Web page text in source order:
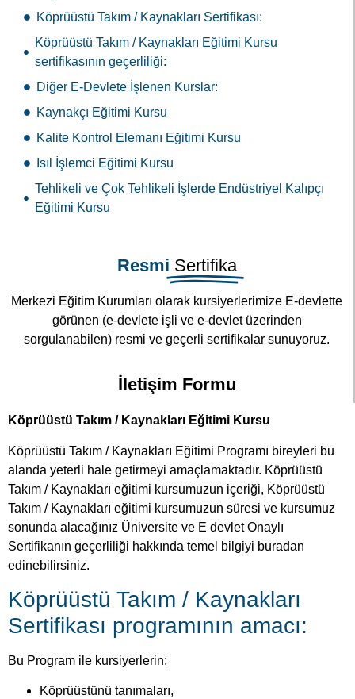
Köprüüstü Takım / Kaynakları Sertifikası:
Köprüüstü Takım / Kaynakları Eğitimi Kursu
sertifikasının geçerliliği:
Diğer E-Devlete İşlenen Kurslar:
Kaynakçı Eğitimi Kursu
Kalite Kontrol Elemanı Eğitimi Kursu
Isıl İşlemci Eğitimi Kursu
Tehlikeli ve Çok Tehlikeli İşlerde Endüstriyel Kalıpçı
Eğitimi Kursu
Resmi Sertifika
Merkezi Eğitim Kurumları olarak kursiyerlerimize E-devlette
görünen (e-devlete işli ve e-devlet üzerinden
sorgulanabilen) resmi ve geçerli sertifikalar sunuyoruz.
İletişim Formu
Köprüüstü Takım / Kaynakları Eğitimi Kursu
Köprüüstü Takım / Kaynakları Eğitimi Programı bireyleri bu
alanda yeterli hale getirmeyi amaçlamaktadır. Köprüüstü
Takım / Kaynakları eğitimi kursumuzun içeriği, Köprüüstü
Takım / Kaynakları eğitimi kursumuzun süresi ve kursumuz
sonunda alacağınız Üniversite ve E devlet Onaylı
Sertifikanın geçerliliği hakkında temel bilgiyi buradan
edinebilirsiniz.
Köprüüstü Takım / Kaynakları
Sertifikası programının amacı:
Bu Program ile kursiyerlerin;
Köprüüstünü tanımaları,